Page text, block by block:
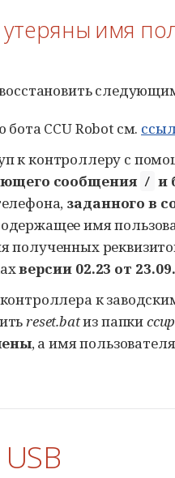
имя
бота CCU Robotсм.
к контроллеру с
сообщения / и
заданного в
имя
полученных
версии 02.23 от
к
reset.batиз папки
, а имя